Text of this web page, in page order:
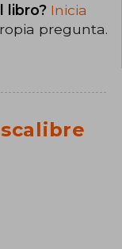
libro? Inicia
pregunta.